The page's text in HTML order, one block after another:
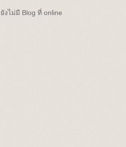
งไม่มี Blog ที่ online